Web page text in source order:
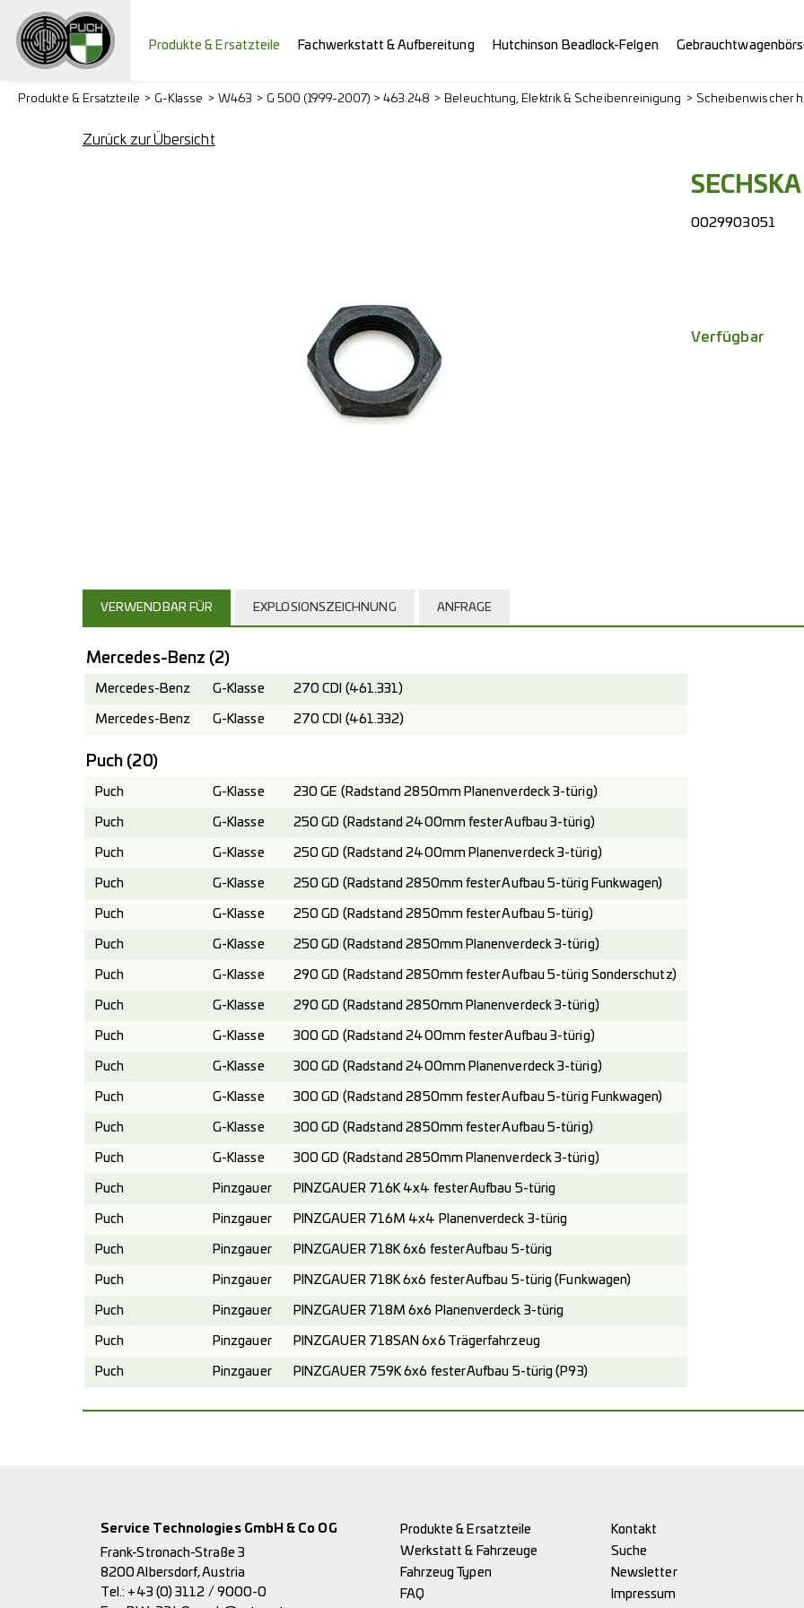
Produkte & Ersatzteile Fachwerkstatt & Aufbereitung Hutchinson Beadlock-Felgen
Produkte & Ersatzteile G-Klasse W463 G 500 (1999-2007) > 463.248 Beleuchtung, Elektrik & Scheibenreinigung Scheibenwischer
Zurück zur Übersicht
0029903051
Verfügbar
VERWENDBAR FÜR EXPLOSIONSZEICHNUNG ANFRAGE
Mercedes-Benz (2)
Mercedes-Benz G-Klasse 270 CDI (461.331)
Mercedes-Benz G-Klasse 270 CDI (461.332)
Puch (20)
Puch G-Klasse 230 GE (Radstand 2850mm Planenverdeck 3-türig)
Puch G-Klasse 250 GD (Radstand 2400mm fester Aufbau 3-türig)
Puch G-Klasse 250 GD (Radstand 2400mm Planenverdeck 3-türig)
Puch G-Klasse 250 GD (Radstand 2850mm fester Aufbau 5-türig Funkwagen)
Puch G-Klasse 250 GD (Radstand 2850mm fester Aufbau 5-türig)
Puch G-Klasse 250 GD (Radstand 2850mm Planenverdeck 3-türig)
Puch G-Klasse 290 GD (Radstand 2850mm fester Aufbau 5-türig Sonderschutz)
Puch G-Klasse 290 GD (Radstand 2850mm Planenverdeck 3-türig)
Puch G-Klasse 300 GD (Radstand 2400mm fester Aufbau 3-türig)
Puch G-Klasse 300 GD (Radstand 2400mm Planenverdeck 3-türig)
Puch G-Klasse 300 GD (Radstand 2850mm fester Aufbau 5-türig Funkwagen)
Puch G-Klasse 300 GD (Radstand 2850mm fester Aufbau 5-türig)
Puch G-Klasse 300 GD (Radstand 2850mm Planenverdeck 3-türig)
Puch Pinzgauer PINZGAUER 716K 4x4 fester Aufbau 5-türig
Puch Pinzgauer PINZGAUER 716M 4x4 Planenverdeck 3-türig
Puch Pinzgauer PINZGAUER 718K 6x6 fester Aufbau 5-türig
Puch Pinzgauer PINZGAUER 718K 6x6 fester Aufbau 5-türig (Funkwagen)
Puch Pinzgauer PINZGAUER 718M 6x6 Planenverdeck 3-türig
Puch Pinzgauer PINZGAUER 718SAN 6x6 Trägerfahrzeug
Puch Pinzgauer PINZGAUER 759K 6x6 fester Aufbau 5-türig (P93)
Service Technologies GmbH & Co OG
Frank-Stronach-Straße 3
8200 Albersdorf, Austria
Tel.: +43 (0) 3112 / 9000-0
Produkte & Ersatzteile
Werkstatt & Fahrzeuge
Fahrzeug Typen
FAQ
Kontakt
Suche
Newsletter
Impressum